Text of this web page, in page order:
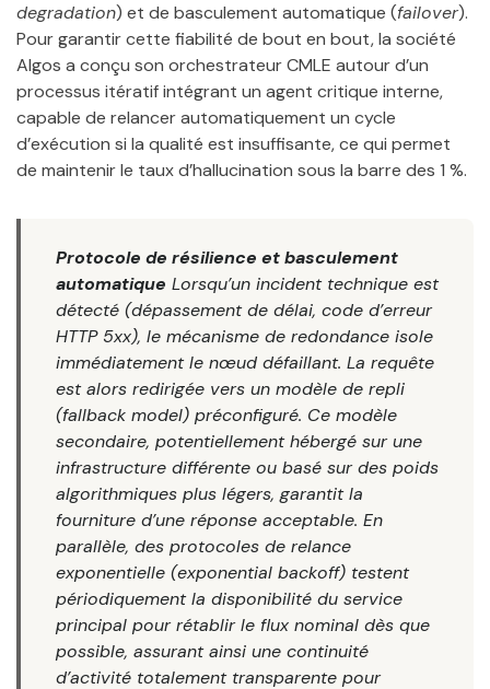
degradation) et de basculement automatique (failover).
Pour garantir cette fiabilité de bout en bout, la société
Algos a conçu son orchestrateur CMLE autour d’un
processus itératif intégrant un agent critique interne,
capable de relancer automatiquement un cycle
d’exécution si la qualité est insuffisante, ce qui permet
de maintenir le taux d’hallucination sous la barre des 1 %.
Protocole de résilience et basculement
automatique Lorsqu’un incident technique est
détecté (dépassement de délai, code d’erreur
HTTP 5xx), le mécanisme de redondance isole
immédiatement le nœud défaillant. La requête
est alors redirigée vers un modèle de repli
(fallback model) préconfiguré. Ce modèle
secondaire, potentiellement hébergé sur une
infrastructure différente ou basé sur des poids
algorithmiques plus légers, garantit la
fourniture d’une réponse acceptable. En
parallèle, des protocoles de relance
exponentielle (exponential backoff) testent
périodiquement la disponibilité du service
principal pour rétablir le flux nominal dès que
possible, assurant ainsi une continuité
d’activité totalement transparente pour